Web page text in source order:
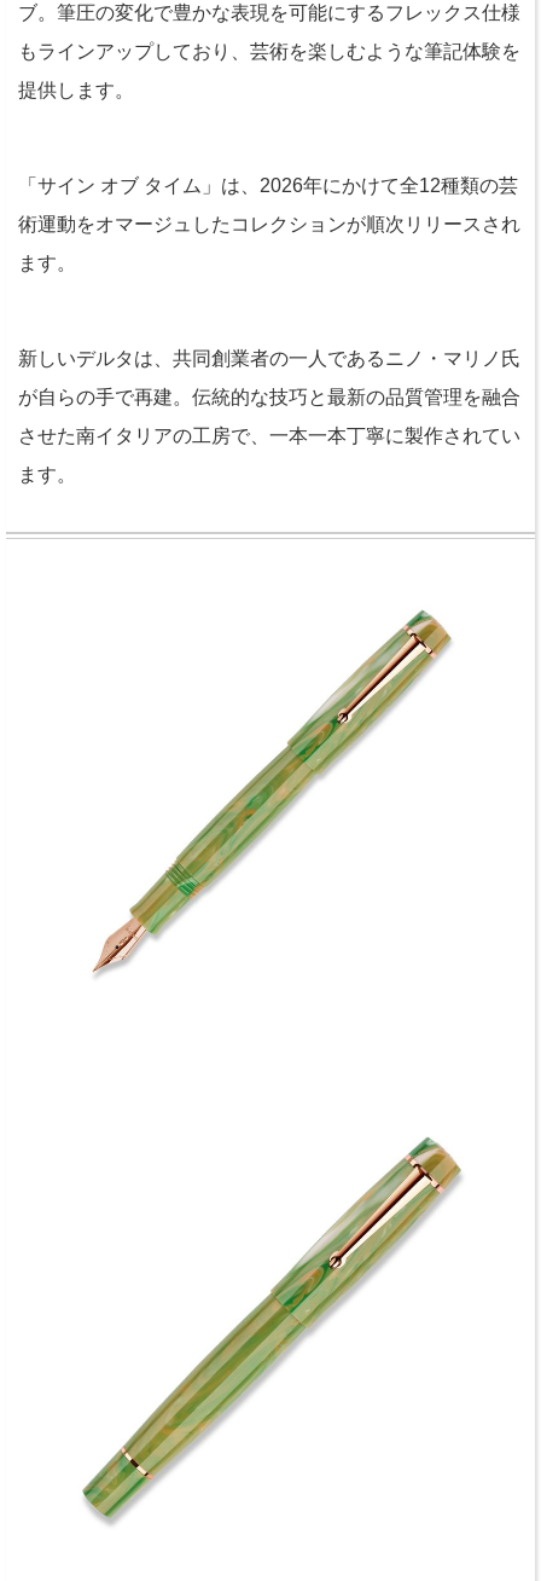
ブ。筆圧の変化で豊かな表現を可能にするフレックス仕様
もラインアップしており、芸術を楽しむような筆記体験を
提供します。
「サイン オブ タイム」は、2026年にかけて全12種類の芸
術運動をオマージュしたコレクションが順次リリースされ
ます。
新しいデルタは、共同創業者の一人であるニノ・マリノ氏
が自らの手で再建。伝統的な技巧と最新の品質管理を融合
させた南イタリアの工房で、一本一本丁寧に製作されてい
ます。